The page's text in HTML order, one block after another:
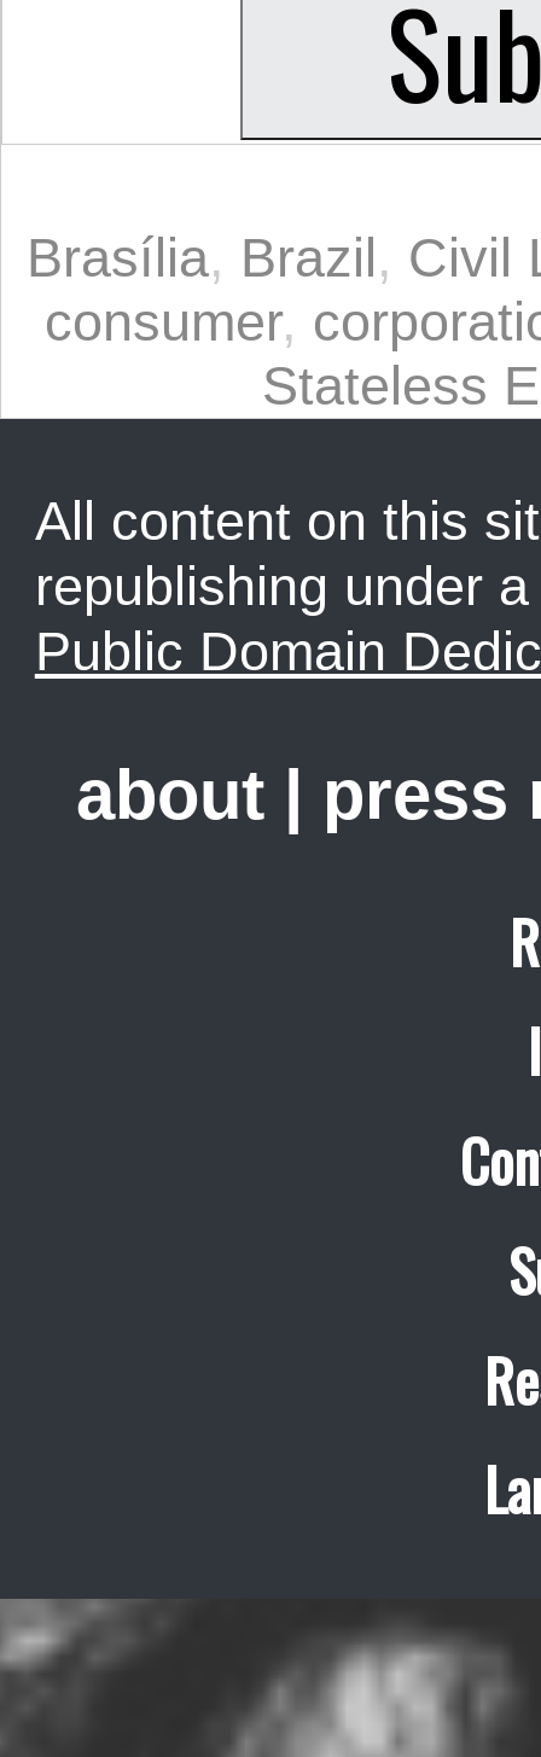
Brasília, Brazil, Civil
consumer,
Stateless
All content on this
republishing under
Public Domain
about | press